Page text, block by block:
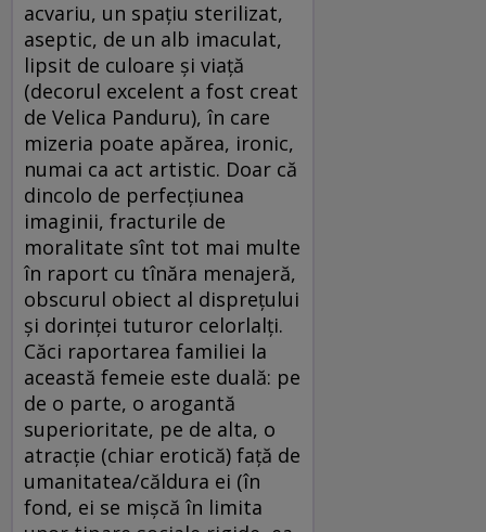
acvariu, un spaţiu sterilizat,
aseptic, de un alb imaculat,
lipsit de culoare şi viaţă
(decorul excelent a fost creat
de Velica Panduru), în care
mizeria poate apărea, ironic,
numai ca act artistic. Doar că
dincolo de perfecţiunea
imaginii, fracturile de
moralitate sînt tot mai multe
în raport cu tînăra menajeră,
obscurul obiect al dispreţului
şi dorinţei tuturor celorlalţi.
Căci raportarea familiei la
această femeie este duală: pe
de o parte, o arogantă
superioritate, pe de alta, o
atracţie (chiar erotică) faţă de
umanitatea/căldura ei (în
fond, ei se mişcă în limita